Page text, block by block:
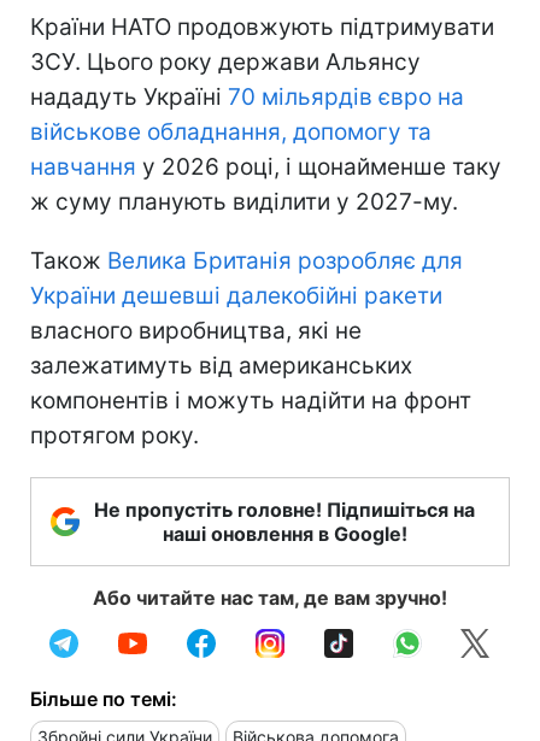
Країни НАТО продовжують підтримувати
ЗСУ. Цього року держави Альянсу
нададуть Україні 70 мільярдів євро на
військове обладнання, допомогу та
навчання у 2026 році, і щонайменше таку
ж суму планують виділити у 2027-му.
Також Велика Британія розробляє для
України дешевші далекобійні ракети
власного виробництва, які не
залежатимуть від американських
компонентів і можуть надійти на фронт
протягом року.
Не пропустіть головне! Підпишіться на
наші оновлення в Google!
Або читайте нас там, де вам зручно!
Більше по темі:
Збройні сили України Військова допомога